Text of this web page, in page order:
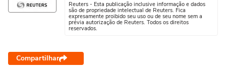
Reuters - Esta publicação inclusive informação e dados
são de propriedade intelectual de Reuters. Fica
expresamente proibido seu uso ou de seu nome sem a
prévia autorização de Reuters. Todos os direitos
reservados.
Compartilhar